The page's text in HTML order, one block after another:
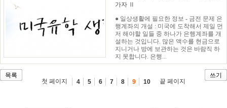
가자 Ⅱ
● 일상생활에 필요한 정보 - 금전 문제 은
행계좌의 개설 : 미국에 도착해서 제일 먼
저 해야할 일들 중 하나가 은행계좌를 개
설하는 것입니다. 많은 액수를 현금으로
지니거나 방에 보관하는 것은 바람직 하
지 못합니다. 은행...
목록
쓰기
첫 페이지
4 5 6 7 8 9 10 끝 페이지